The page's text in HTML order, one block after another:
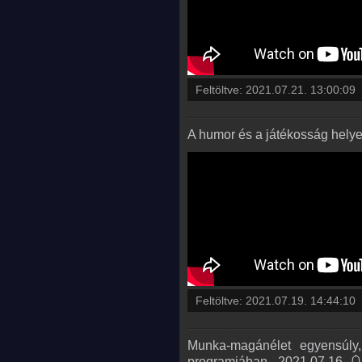
Feltöltve: 2021.07.21. 13:00:09
A humor és a játékosság
Feltöltve: 2021.07.19. 14:44:10
Munka-magánélet